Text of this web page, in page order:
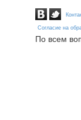
Согласие на
По всем